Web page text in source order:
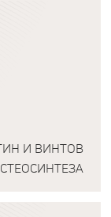
И ВИНТОВ